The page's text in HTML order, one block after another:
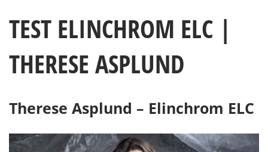
TEST ELINCHROM ELC |
THERESE ASPLUND
Therese Asplund – Elinchrom ELC